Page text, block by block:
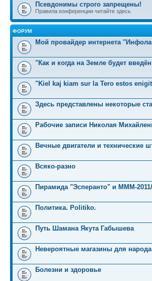
Псевдонимы строго запрещены!
Правила конференции читайте здесь
ФОРУМ
Мой провайдер интернета
"Как и когда на Земле будет
"Kiel kaj kiam sur la Tero estos
Здесь представлены некоторые
Рабочие записи Николая
Вечные двигатели и технические
Всяко-разно
Пирамида "Эсперанто" и MMM-
Политика. Politiko.
Путь Шамана Якута Габышева
Невероятные магазины для народа
Болезни и здоровье